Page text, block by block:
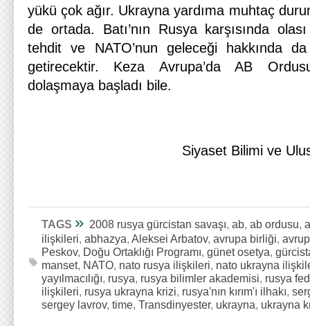
yükü çok ağır. Ukrayna yardıma muhtaç
de ortada. Batı’nın Rusya karşısında
tehdit ve NATO’nun geleceği hakkında
getirecektir. Keza Avrupa’da AB
dolaşmaya başladı bile.
Siyaset Bilimi ve
TAGS » 2008 rusya gürcistan savaşı, ab, ab ordusu,
ilişkileri, abhazya, Aleksei Arbatov, avrupa birliği,
Peskov, Doğu Ortaklığı Programı, günet osetya,
manset, NATO, nato rusya ilişkileri, nato ukrayna
yayılmacılığı, rusya, rusya bilimler akademisi, rusya
ilişkileri, rusya ukrayna krizi, rusya'nın kırım'ı ilhakı,
sergey lavrov, time, Transdinyester, ukrayna, ukrayna